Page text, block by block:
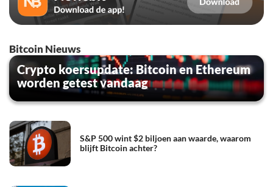
Bitcoin Nieuws
Crypto koersupdate: Bitcoin en Ethereum
worden getest vandaag
S&P 500 wint $2 biljoen aan waarde, waarom
blijft Bitcoin achter?